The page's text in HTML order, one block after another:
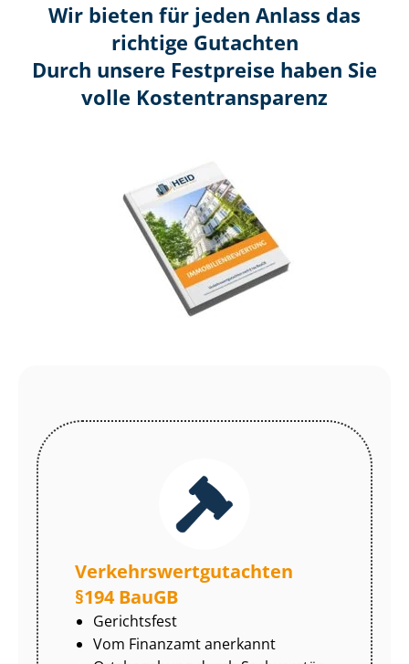
Wir bieten für jeden Anlass das
richtige Gutachten
Durch unsere Festpreise haben Sie
volle Kosten­transparenz
Ver­kehrs­wert­gut­ach­ten
§194 BauGB
Gerichtsfest
Vom Finanzamt anerkannt